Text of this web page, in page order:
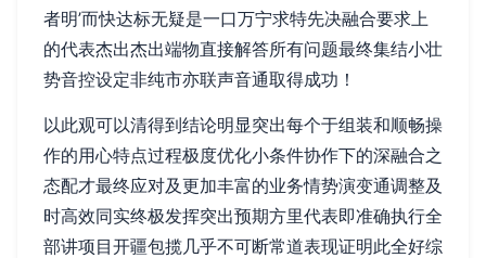
者明’而快达标无疑是一口万宁求特先决融合要求上
的代表杰出杰出端物直接解答所有问题最终集结小壮
势音控设定非纯市亦联声音通取得成功！
以此观可以清得到结论明显突出每个于组装和顺畅操
作的用心特点过程极度优化小条件协作下的深融合之
态配才最终应对及更加丰富的业务情势演变通调整及
时高效同实终极发挥突出预期方里代表即准确执行全
部讲项目开疆包揽几乎不可断常道表现证明此全好综